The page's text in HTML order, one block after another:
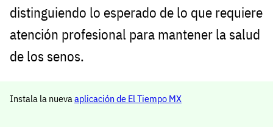
distinguiendo lo esperado de lo que requiere
atención profesional para mantener la salud
de los senos.
Instala la nueva aplicación de El Tiempo MX